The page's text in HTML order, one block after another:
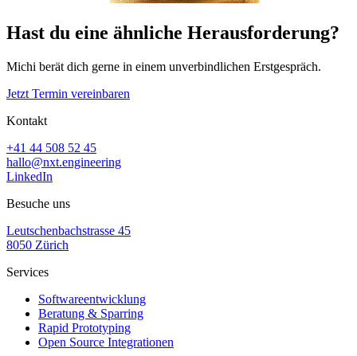
Hast du eine ähnliche Herausforderung?
Michi berät dich gerne in einem unverbindlichen Erstgespräch.
Jetzt Termin vereinbaren
Kontakt
+41 44 508 52 45
hallo@nxt.engineering
LinkedIn
Besuche uns
Leutschenbachstrasse 45
8050 Zürich
Services
Softwareentwicklung
Beratung & Sparring
Rapid Prototyping
Open Source Integrationen